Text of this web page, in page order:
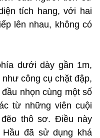
tích hang, với hai
lên nhau, không có
dưới dày gần 1m,
công cụ chặt đập,
nhọn cùng một số
từ những viên cuội
thô sơ. Điều này
đã sử dụng khá